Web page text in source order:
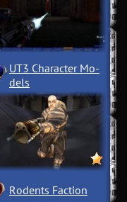
UT3 Character Mo­
dels
Rodents Faction